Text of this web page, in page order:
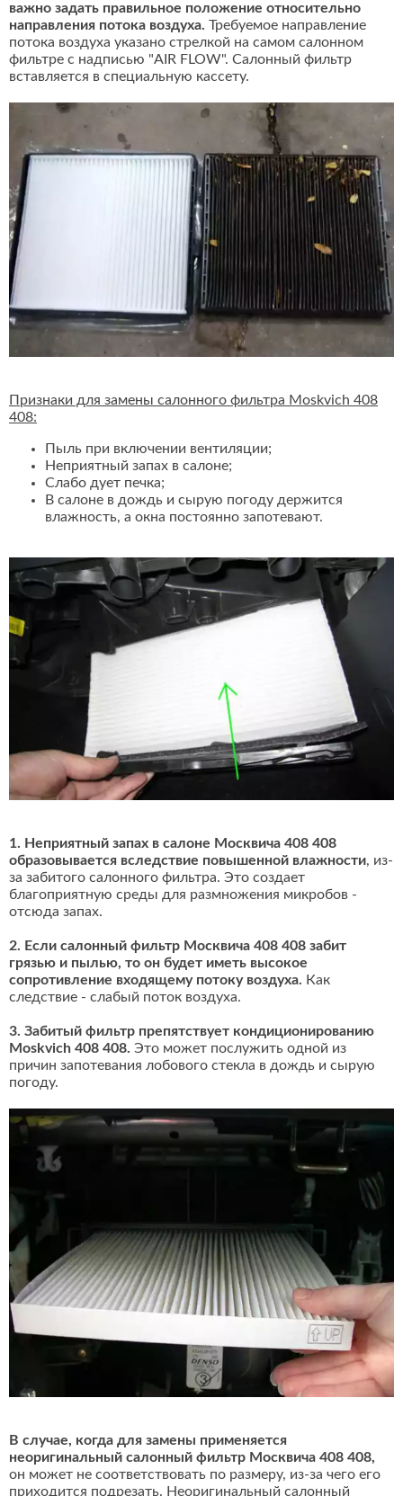
важно задать правильное положение относительно
направления потока воздуха. Требуемое направление
потока воздуха указано стрелкой на самом салонном
фильтре с надписью "AIR FLOW". Салонный фильтр
вставляется в специальную кассету.
Признаки для замены салонного фильтра Moskvich 408
408:
Пыль при включении вентиляции;
Неприятный запах в салоне;
Слабо дует печка;
В салоне в дождь и сырую погоду держится
влажность, а окна постоянно запотевают.
1. Неприятный запах в салоне Москвича 408 408
образовывается вследствие повышенной влажности, из-
за забитого салонного фильтра. Это создает
благоприятную среды для размножения микробов -
отсюда запах.
2. Если салонный фильтр Москвича 408 408 забит
грязью и пылью, то он будет иметь высокое
сопротивление входящему потоку воздуха. Как
следствие - слабый поток воздуха.
3. Забитый фильтр препятствует кондиционированию
Moskvich 408 408. Это может послужить одной из
причин запотевания лобового стекла в дождь и сырую
погоду.
В случае, когда для замены применяется
неоригинальный салонный фильтр Москвича 408 408,
он может не соответствовать по размеру, из-за чего его
приходится подрезать. Неоригинальный салонный